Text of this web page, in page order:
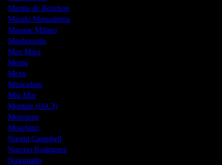
Marina de Bourbon
Masaki Matsushima
Masque Milano
Mauboussin
Max Mara
Memo
Mexx
Miraculum
Miu Miu
Montale (ОАЭ)
Moresque
Moschino
Naomi Campbell
Narciso Rodriguez
Nasomatto